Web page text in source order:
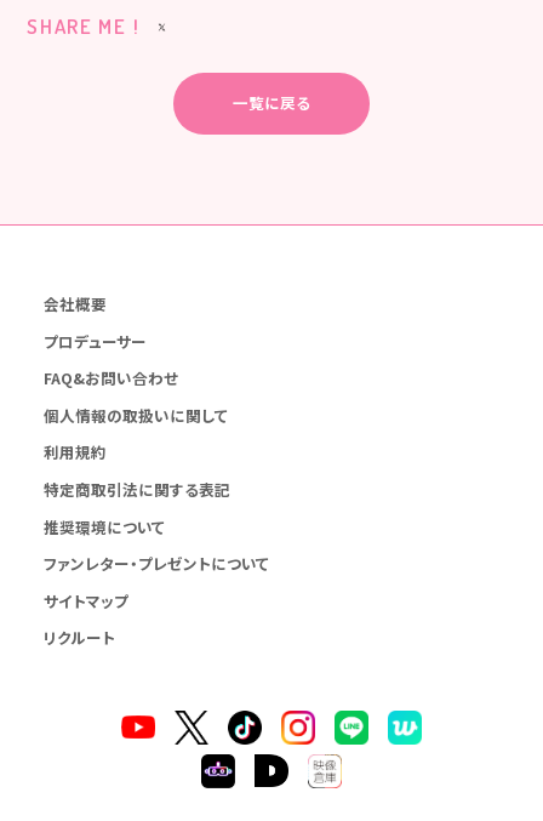
SHARE ME !
一覧に戻る
会社概要
プロデューサー
FAQ&お問い合わせ
個人情報の取扱いに関して
利用規約
特定商取引法に関する表記
推奨環境について
ファンレター・プレゼントについて
サイトマップ
リクルート